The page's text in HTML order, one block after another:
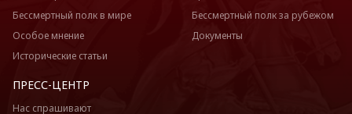
Бессмертный полк в мире
Особое мнение
Исторические статьи
Бессмертный полк за рубежом
Документы
ПРЕСС-ЦЕНТР
Нас спрашивают